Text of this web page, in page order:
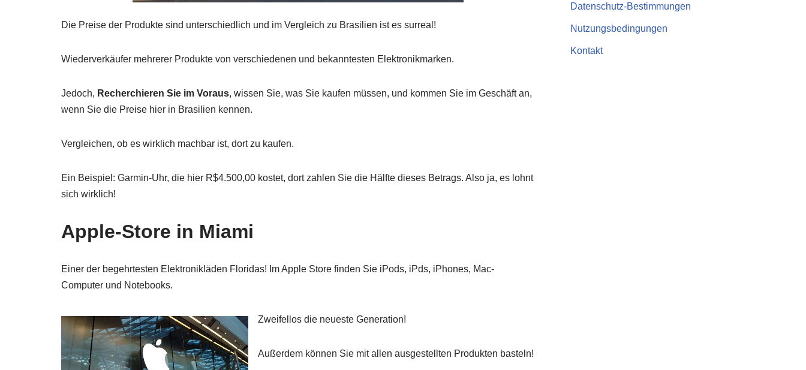
Die Preise der Produkte sind unterschiedlich und im Vergleich zu Brasilien ist es surreal!
Wiederverkäufer mehrerer Produkte von verschiedenen und bekanntesten Elektronikmarken.
Jedoch, Recherchieren Sie im Voraus, wissen Sie, was Sie kaufen müssen, und kommen Sie im Geschäft an,
wenn Sie die Preise hier in Brasilien kennen.
Vergleichen, ob es wirklich machbar ist, dort zu kaufen.
Ein Beispiel: Garmin-Uhr, die hier R$4.500,00 kostet, dort zahlen Sie die Hälfte dieses Betrags. Also ja, es lohnt
sich wirklich!
Apple-Store in Miami
Einer der begehrtesten Elektronikläden Floridas! Im Apple Store finden Sie iPods, iPds, iPhones, Mac-
Computer und Notebooks.
Zweifellos die neueste Generation!
Außerdem können Sie mit allen ausgestellten Produkten basteln!
Datenschutz-Bestimmungen
Nutzungsbedingungen
Kontakt